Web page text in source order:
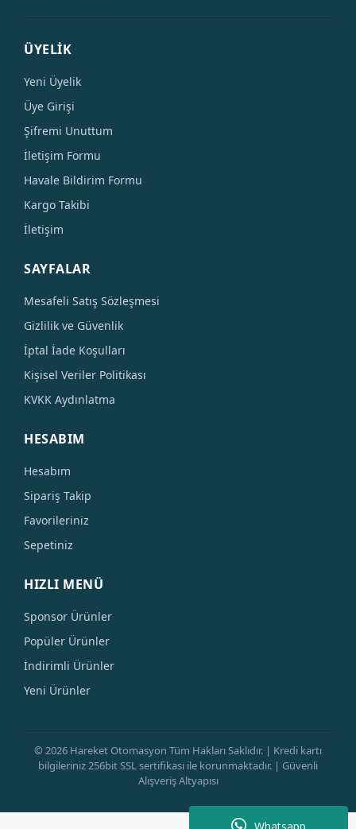
Whatsapp
ÜYELİK
Yeni Üyelik
Üye Girişi
Şifremi Unuttum
İletişim Formu
Havale Bildirim Formu
Kargo Takibi
İletişim
SAYFALAR
Mesafeli Satış Sözleşmesi
Gizlilik ve Güvenlik
İptal İade Koşulları
Kişisel Veriler Politikası
KVKK Aydınlatma
HESABIM
Hesabım
Sipariş Takip
Favorileriniz
Sepetiniz
HIZLI MENÜ
Sponsor Ürünler
Popüler Ürünler
İndirimli Ürünler
Yeni Ürünler
© 2026 Hareket Otomasyon Tüm Hakları Saklıdır. | Kredi kartı
bilgileriniz 256bit SSL sertifikası ile korunmaktadır. | Güvenli
Alışveriş Altyapısı